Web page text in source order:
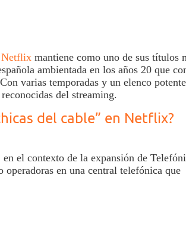
Netflixmantiene como uno de sus títulos
ambientada en los años 20 que
varias temporadas y un elenco
del streaming.
del cable” en Netflix?
el contexto de la expansión de
en una central telefónica que